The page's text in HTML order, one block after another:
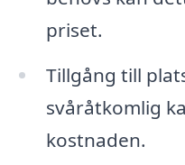
priset.
Tillgång till
svåråtkomlig
kostnaden.